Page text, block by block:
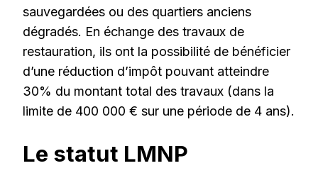
sauvegardées ou des quartiers anciens
dégradés. En échange des travaux de
restauration, ils ont la possibilité de bénéficier
d’une réduction d’impôt pouvant atteindre
30% du montant total des travaux (dans la
limite de 400 000 € sur une période de 4 ans).
Le statut LMNP